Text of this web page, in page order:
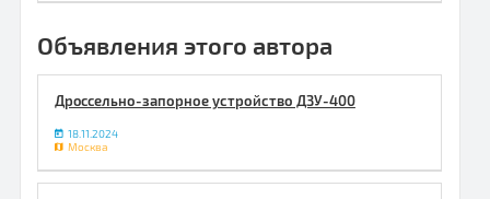
Объявления этого автора
Дрoccельно-запорное устройство ДЗУ-400
18.11.2024
Москва